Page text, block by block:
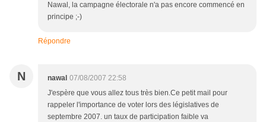
Nawal, la campagne électorale n'a pas encore commencé en
principe ;-)
Répondre
N nawal 07/08/2007 22:58
J'espère que vous allez tous très bien.Ce petit mail pour
rappeler l'importance de voter lors des législatives de
septembre 2007. un taux de participation faible va